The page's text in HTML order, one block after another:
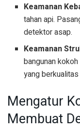
Keamanan
tahan api.
detektor asap.
Keamanan
bangunan
yang berkualitas
Mengatur
Membuat